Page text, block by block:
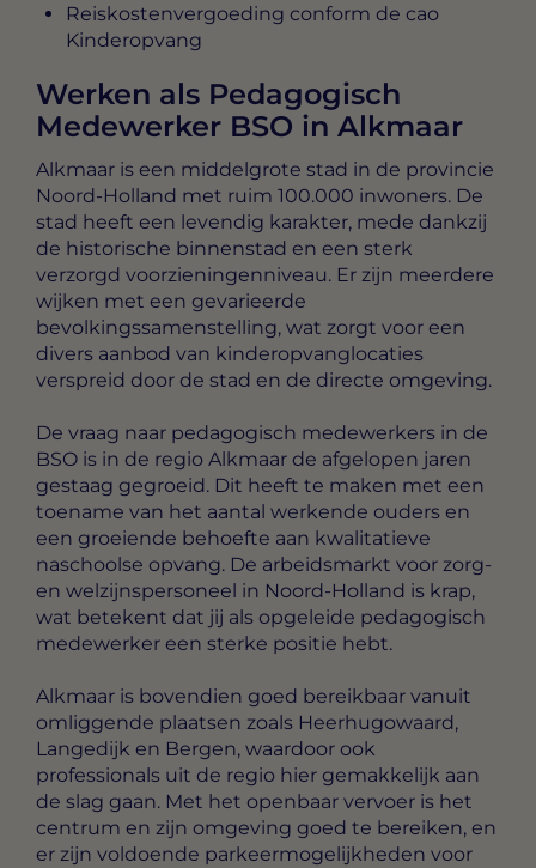
Reiskostenvergoeding conform de cao
Kinderopvang
Werken als Pedagogisch
Medewerker BSO in Alkmaar
Alkmaar is een middelgrote stad in de provincie
Noord-Holland met ruim 100.000 inwoners. De
stad heeft een levendig karakter, mede dankzij
de historische binnenstad en een sterk
verzorgd voorzieningenniveau. Er zijn meerdere
wijken met een gevarieerde
bevolkingssamenstelling, wat zorgt voor een
divers aanbod van kinderopvanglocaties
verspreid door de stad en de directe omgeving.
De vraag naar pedagogisch medewerkers in de
BSO is in de regio Alkmaar de afgelopen jaren
gestaag gegroeid. Dit heeft te maken met een
toename van het aantal werkende ouders en
een groeiende behoefte aan kwalitatieve
naschoolse opvang. De arbeidsmarkt voor zorg-
en welzijnspersoneel in Noord-Holland is krap,
wat betekent dat jij als opgeleide pedagogisch
medewerker een sterke positie hebt.
Alkmaar is bovendien goed bereikbaar vanuit
omliggende plaatsen zoals Heerhugowaard,
Langedijk en Bergen, waardoor ook
professionals uit de regio hier gemakkelijk aan
de slag gaan. Met het openbaar vervoer is het
centrum en zijn omgeving goed te bereiken, en
er zijn voldoende parkeermogelijkheden voor